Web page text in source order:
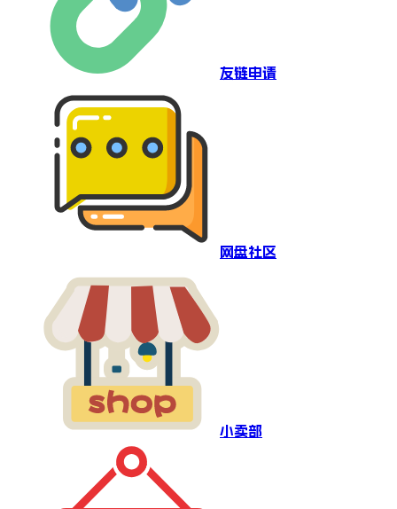
友链申请
网盘社区
小卖部